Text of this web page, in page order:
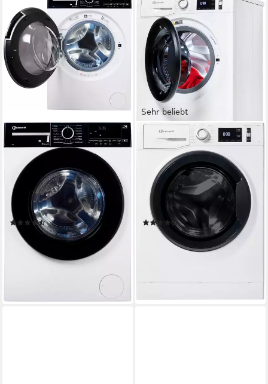
BAUKNECHT
Waschmaschine B WM Smart
Eco 9A
9 kg
Kapazität Waschen
72 dB(A) Betriebsgeräusch
1400 U/min
Schleuderdrehzahl
Produktdatenblatt
(17)
439,00 € UVP649,00 €
15,75 €
lieferbar - in 2-3 Werktagen bei dir
Sehr beliebt
BAUKNECHT
Waschmaschine Super Eco
9464 A
9 kg Kapazität Waschen
76 dB(A)
Betriebsgeräusch
1400 U/min
Schleuderdrehzahl
Produktdatenblatt
(1111)
439,00 € UVP1.019,00 €
mtl. in 36 Raten